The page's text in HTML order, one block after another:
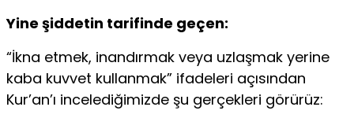
Yine şiddetin tarifinde geçen:
“İkna etmek, inandırmak veya uzlaşmak yerine
kaba kuvvet kullanmak” ifadeleri açısından
Kur’an’ı incelediğimizde şu gerçekleri görürüz: